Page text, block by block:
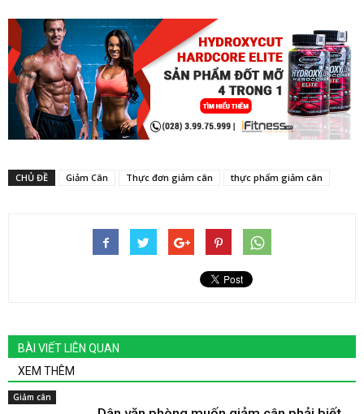
CHỦ ĐỀ Giảm Cân Thực đơn giảm cân thực phẩm giảm cân
BÀI VIẾT LIÊN QUAN
XEM THÊM
Giảm cân